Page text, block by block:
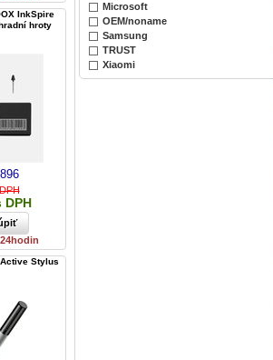
InkSpire
hroty
DPH
Stylus
Microsoft
OEM/noname
Samsung
TRUST
Xiaomi